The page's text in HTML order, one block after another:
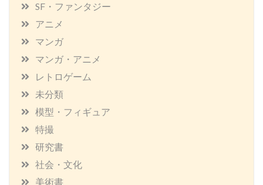
SF・ファンタジー
アニメ
マンガ
マンガ・アニメ
レトロゲーム
未分類
模型・フィギュア
特撮
研究書
社会・文化
美術書